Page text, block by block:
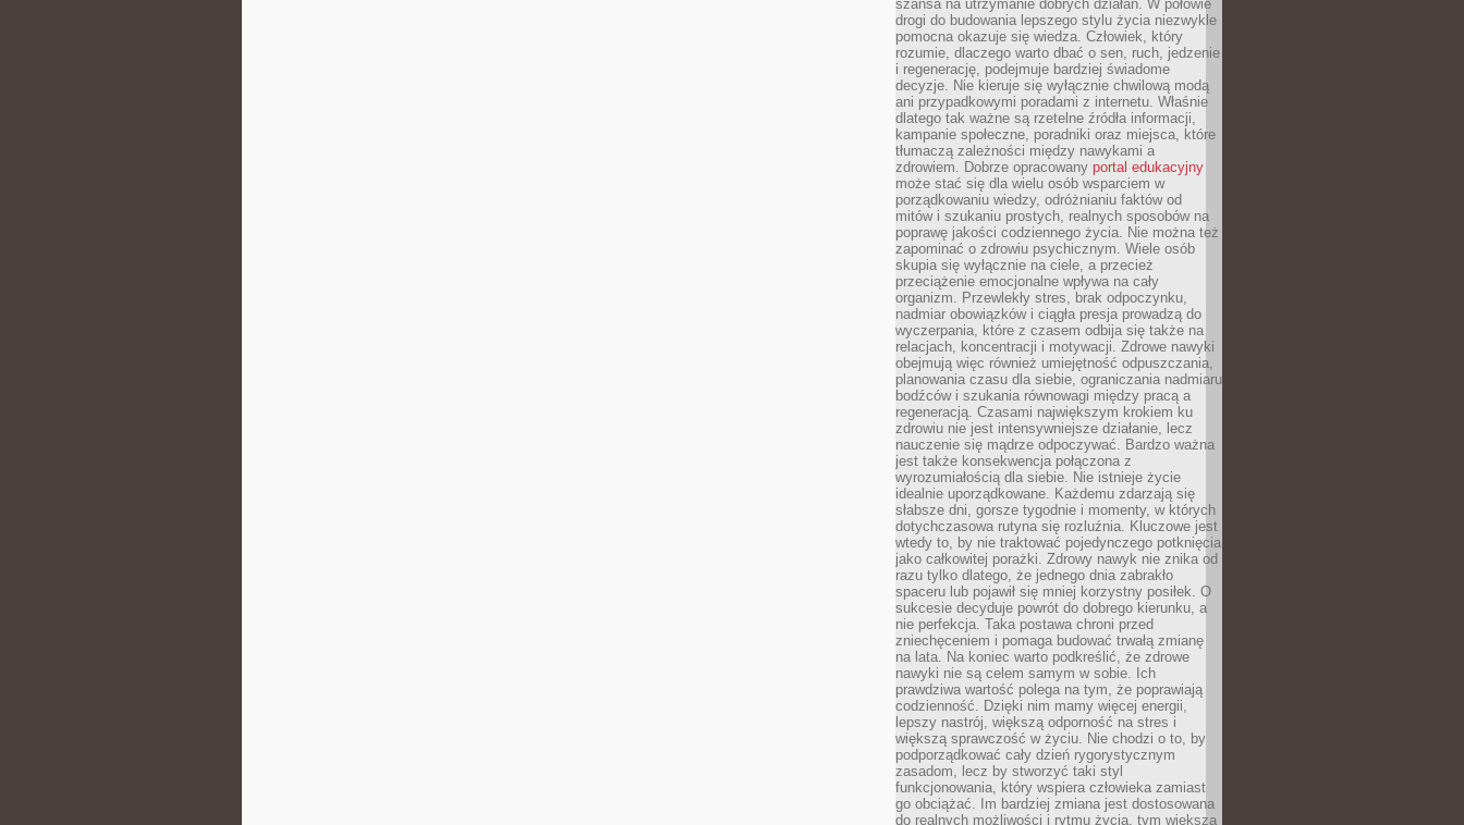
szansa na utrzymanie dobrych działań. W połowie
drogi do budowania lepszego stylu życia niezwykle
pomocna okazuje się wiedza. Człowiek, który
rozumie, dlaczego warto dbać o sen, ruch, jedzenie
i regenerację, podejmuje bardziej świadome
decyzje. Nie kieruje się wyłącznie chwilową modą
ani przypadkowymi poradami z internetu. Właśnie
dlatego tak ważne są rzetelne źródła informacji,
kampanie społeczne, poradniki oraz miejsca, które
tłumaczą zależności między nawykami a
zdrowiem. Dobrze opracowany portal edukacyjny
może stać się dla wielu osób wsparciem w
porządkowaniu wiedzy, odróżnianiu faktów od
mitów i szukaniu prostych, realnych sposobów na
poprawę jakości codziennego życia. Nie można też
zapominać o zdrowiu psychicznym. Wiele osób
skupia się wyłącznie na ciele, a przecież
przeciążenie emocjonalne wpływa na cały
organizm. Przewlekły stres, brak odpoczynku,
nadmiar obowiązków i ciągła presja prowadzą do
wyczerpania, które z czasem odbija się także na
relacjach, koncentracji i motywacji. Zdrowe nawyki
obejmują więc również umiejętność odpuszczania,
planowania czasu dla siebie, ograniczania nadmiaru
bodźców i szukania równowagi między pracą a
regeneracją. Czasami największym krokiem ku
zdrowiu nie jest intensywniejsze działanie, lecz
nauczenie się mądrze odpoczywać. Bardzo ważna
jest także konsekwencja połączona z
wyrozumiałością dla siebie. Nie istnieje życie
idealnie uporządkowane. Każdemu zdarzają się
słabsze dni, gorsze tygodnie i momenty, w których
dotychczasowa rutyna się rozluźnia. Kluczowe jest
wtedy to, by nie traktować pojedynczego potknięcia
jako całkowitej porażki. Zdrowy nawyk nie znika od
razu tylko dlatego, że jednego dnia zabrakło
spaceru lub pojawił się mniej korzystny posiłek. O
sukcesie decyduje powrót do dobrego kierunku, a
nie perfekcja. Taka postawa chroni przed
zniechęceniem i pomaga budować trwałą zmianę
na lata. Na koniec warto podkreślić, że zdrowe
nawyki nie są celem samym w sobie. Ich
prawdziwa wartość polega na tym, że poprawiają
codzienność. Dzięki nim mamy więcej energii,
lepszy nastrój, większą odporność na stres i
większą sprawczość w życiu. Nie chodzi o to, by
podporządkować cały dzień rygorystycznym
zasadom, lecz by stworzyć taki styl
funkcjonowania, który wspiera człowieka zamiast
go obciążać. Im bardziej zmiana jest dostosowana
do realnych możliwości i rytmu życia, tym większa